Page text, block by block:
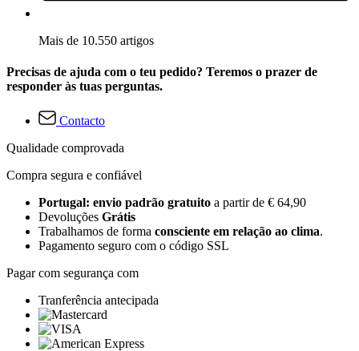
Mais de 10.550 artigos
Precisas de ajuda com o teu pedido? Teremos o prazer de
responder às tuas perguntas.
Contacto
Qualidade comprovada
Compra segura e confiável
Portugal: envio padrão gratuito a partir de € 64,90
Devoluções Grátis
Trabalhamos de forma consciente em relação ao clima.
Pagamento seguro com o código SSL
Pagar com segurança com
Tranferência antecipada